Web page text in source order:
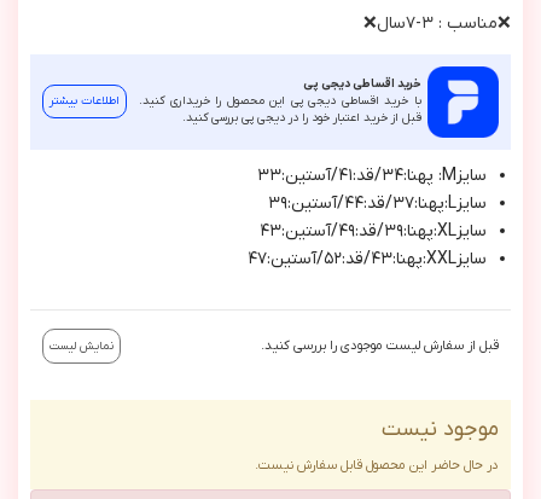
❌مناسب : ٣-٧سال❌
خرید اقساطی دیجی پی
با خرید اقساطی دیجی پی این محصول را خریداری کنید.
قبل از خرید اعتبار خود را در دیجی پی بررسی کنید.
اطلاعات بیشتر
سایزM: پهنا:۳۴/قد:۴۱/آستین:۳۳
سایزL:پهنا:۳۷/قد:۴۴/آستین:۳۹
سایزXL:پهنا:۳۹/قد:۴۹/آستین:۴۳
سایزXXL:پهنا:۴۳/قد:۵۲/آستین:۴۷
قبل از سفارش لیست موجودی را بررسی کنید. نمایش لیست
موجود نیست
در حال حاضر این محصول قابل سفارش نیست.